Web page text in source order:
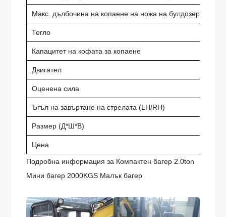
Макс. дълбочина на копаене на ножа на булдозера
Тегло
Капацитет на кофата за копаене
Двигател
Оценена сила
Ъгъл на завъртане на стрелата (LH/RH)
Размер (Д*Ш*В)
Цена
Подробна информация за Компактен багер 2.0ton
Мини багер 2000KGS Малък багер